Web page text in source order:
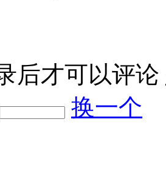
后才可以评论
换一个